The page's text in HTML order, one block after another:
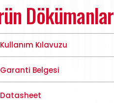
Dökümanlar
Kullanım Kılavuzu
Garanti Belgesi
Datasheet